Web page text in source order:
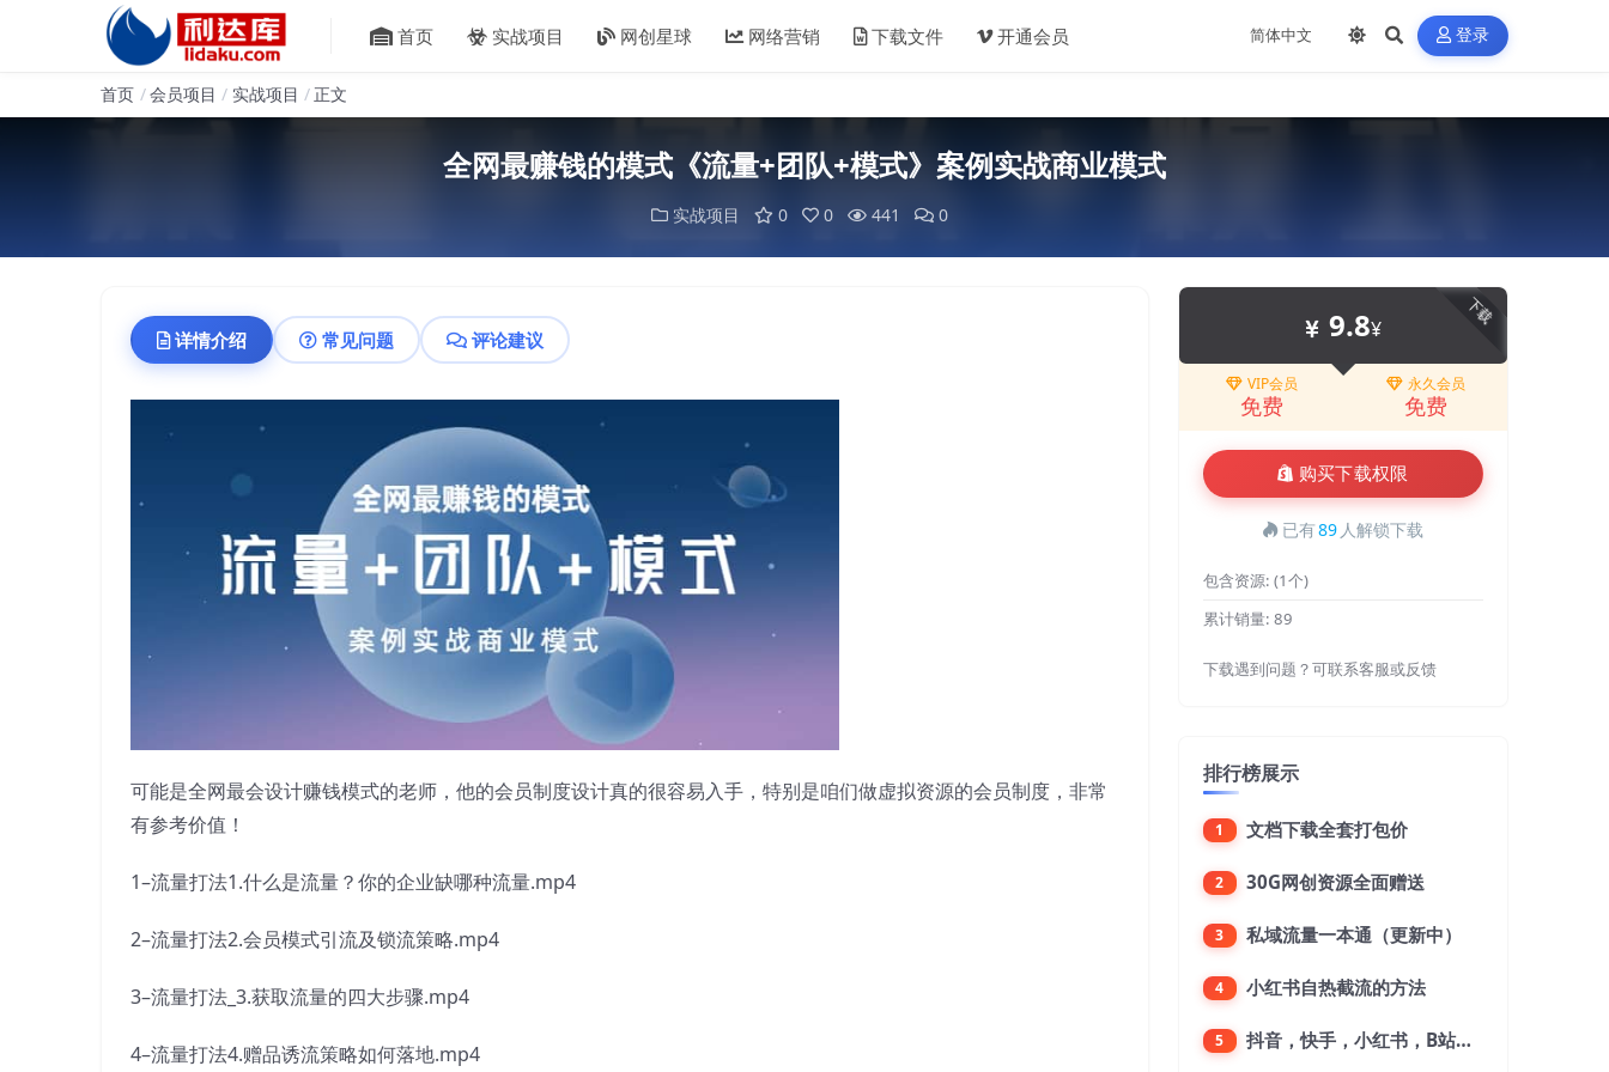
首页 实战项目 网创星球 网络营销 下载文件 开通会员 登录
首页 会员项目 实战项目 正文
全网最赚钱的模式《流量+团队+模式》案例实战商业模式
实战项目 0 0 441 0
详情介绍 常见问题 评论建议
可能是全网最会设计赚钱模式的老师，他的会员制度设计真的很容易入手，特别是咱们做虚拟资源的会员制度，非常
有参考价值！
1–流量打法1.什么是流量？你的企业缺哪种流量.mp4
2–流量打法2.会员模式引流及锁流策略.mp4
3–流量打法_3.获取流量的四大步骤.mp4
4–流量打法4.赠品诱流策略如何落地.mp4
下载
9.8¥
VIP会员
免费
永久会员
免费
购买下载权限
已有89 人解锁下载
包含资源: (1个)
累计销量: 89
下载遇到问题？可联系客服或反馈
排行榜展示
1 文档下载全套打包价
2 30G网创资源全面赠送
3 私域流量一本通（更新中）
4 小红书自热截流的方法
5 抖音，快手，小红书，B站，微博，微信公众号，微信视频号。每一个平台，都是不一样的机会，对应不一样的赚钱思路